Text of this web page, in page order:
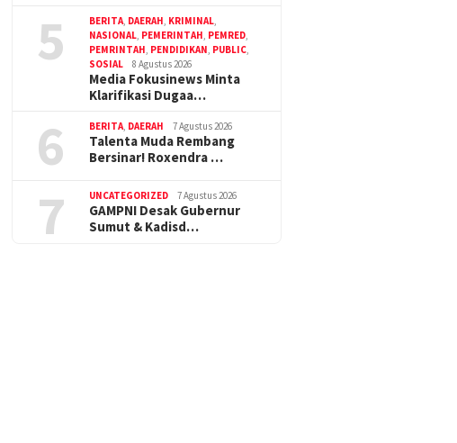
5 BERITA, DAERAH, KRIMINAL,
NASIONAL, PEMERINTAH, PEMRED,
PEMRINTAH, PENDIDIKAN, PUBLIC,
SOSIAL
8 Agustus 2026
Media Fokusinews Minta
Klarifikasi Dugaa…
6 BERITA, DAERAH 7 Agustus 2026
Talenta Muda Rembang
Bersinar! Roxendra …
7 UNCATEGORIZED 7 Agustus 2026
GAMPNI Desak Gubernur
Sumut & Kadisd…